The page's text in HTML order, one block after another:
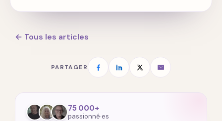
PARTAGER
← Tous les articles
75 000+
passionné·es